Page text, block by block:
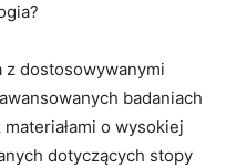
‌dostosowywanymi
badaniach
o wysokiej
dotyczących ‍stopy